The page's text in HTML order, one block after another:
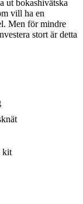
ut bokashivätska
vill ha en
Men för mindre
stort är detta
kit